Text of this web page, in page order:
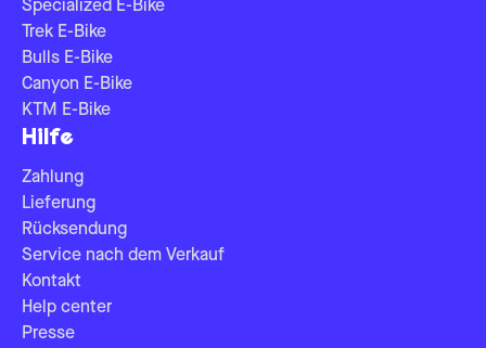
Specialized E-Bike
Trek E-Bike
Bulls E-Bike
Canyon E-Bike
KTM E-Bike
Hilfe
Zahlung
Lieferung
Rücksendung
Service nach dem Verkauf
Kontakt
Help center
Presse